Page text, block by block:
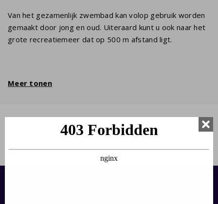
Van het gezamenlijk zwembad kan volop gebruik worden
gemaakt door jong en oud. Uiteraard kunt u ook naar het
grote recreatiemeer dat op 500 m afstand ligt.
Meer tonen